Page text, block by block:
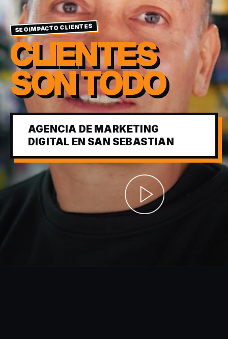
SEOIMPACTO CLIENTES
CLIENTES
SON TODO
AGENCIA DE MARKETING
DIGITAL EN SAN SEBASTIAN
Abrir video corporativo